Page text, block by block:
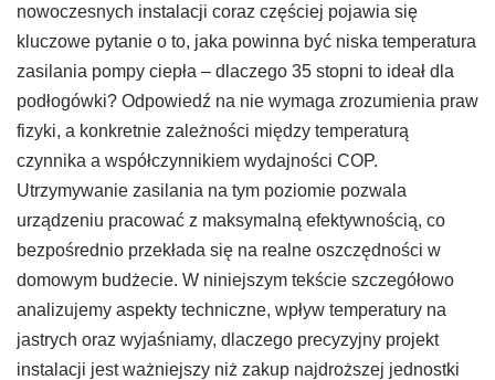
nowoczesnych instalacji coraz częściej pojawia się
kluczowe pytanie o to, jaka powinna być niska temperatura
zasilania pompy ciepła – dlaczego 35 stopni to ideał dla
podłogówki? Odpowiedź na nie wymaga zrozumienia praw
fizyki, a konkretnie zależności między temperaturą
czynnika a współczynnikiem wydajności COP.
Utrzymywanie zasilania na tym poziomie pozwala
urządzeniu pracować z maksymalną efektywnością, co
bezpośrednio przekłada się na realne oszczędności w
domowym budżecie. W niniejszym tekście szczegółowo
analizujemy aspekty techniczne, wpływ temperatury na
jastrych oraz wyjaśniamy, dlaczego precyzyjny projekt
instalacji jest ważniejszy niż zakup najdroższej jednostki